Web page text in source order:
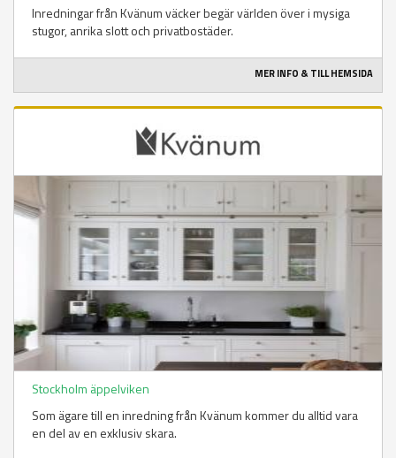
Inredningar från Kvänum väcker begär världen över i mysiga
stugor, anrika slott och privatbostäder.
MER INFO & TILL HEMSIDA
Stockholm äppelviken
Som ägare till en inredning från Kvänum kommer du alltid vara
en del av en exklusiv skara.